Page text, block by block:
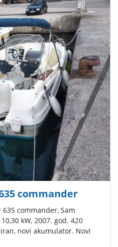
commander
commander, Sam
kW, 2007. god. 420
novi akumulator. Novi